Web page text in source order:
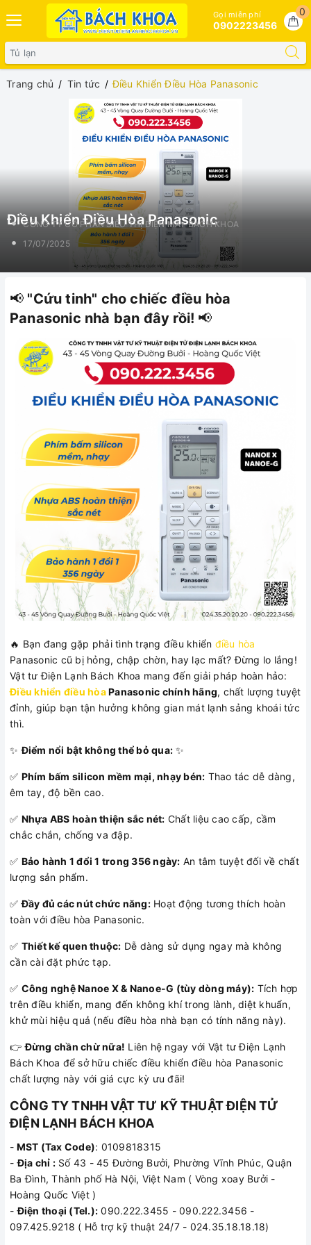
0
Gọi miễn phí
0902223456
Trang chủ Tin tức Điều Khiển Điều Hòa Panasonic
Điều Khiển Điều Hòa Panasonic
CÔNG TY CỔ PHẦN SIÊU THỊ ĐIỆN MÁY BÁCH KHOA
17/07/2025
📢 "Cứu tinh" cho chiếc điều hòa
Panasonic nhà bạn đây rồi! 📢
🔥 Bạn đang gặp phải tình trạng điều khiển điều hòa
Panasonic cũ bị hỏng, chập chờn, hay lạc mất? Đừng lo lắng!
Vật tư Điện Lạnh Bách Khoa mang đến giải pháp hoàn hảo:
Điều khiển điều hòaPanasonic chính hãng, chất lượng tuyệt
đỉnh, giúp bạn tận hưởng không gian mát lạnh sảng khoái tức
thì.
✨Điểm nổi bật không thể bỏ qua: ✨
✅ Phím bấm silicon mềm mại, nhạy bén: Thao tác dễ dàng,
êm tay, độ bền cao.
✅ Nhựa ABS hoàn thiện sắc nét: Chất liệu cao cấp, cầm
chắc chắn, chống va đập.
✅ Bảo hành 1 đổi 1 trong 356 ngày: An tâm tuyệt đối về chất
lượng sản phẩm.
✅Đầy đủ các nút chức năng:Hoạt động tương thích hoàn
toàn với điều hòa Panasonic.
✅ Thiết kế quen thuộc: Dễ dàng sử dụng ngay mà không
cần cài đặt phức tạp.
✅ Công nghệ Nanoe X & Nanoe-G (tùy dòng máy): Tích hợp
trên điều khiển, mang đến không khí trong lành, diệt khuẩn,
khử mùi hiệu quả (nếu điều hòa nhà bạn có tính năng này).
👉Đừng chần chừ nữa! Liên hệ ngay với Vật tư Điện Lạnh
Bách Khoa để sở hữu chiếc điều khiển điều hòa Panasonic
chất lượng này với giá cực kỳ ưu đãi!
CÔNG TY TNHH VẬT TƯ KỸ THUẬT ĐIỆN TỬ
ĐIỆN LẠNH BÁCH KHOA
- MST (Tax Code): 0109818315
-Địa chỉ :Số 43 - 45 Đường Bưởi, Phường Vĩnh Phúc, Quận
Ba Đình, Thành phố Hà Nội, Việt Nam ( Vòng xoay Bưởi -
Hoàng Quốc Việt )
-Điện thoại (Tel.): 090.222.3455 - 090.222.3456 -
097.425.9218 ( Hỗ trợ kỹ thuật 24/7 - 024.35.18.18.18)